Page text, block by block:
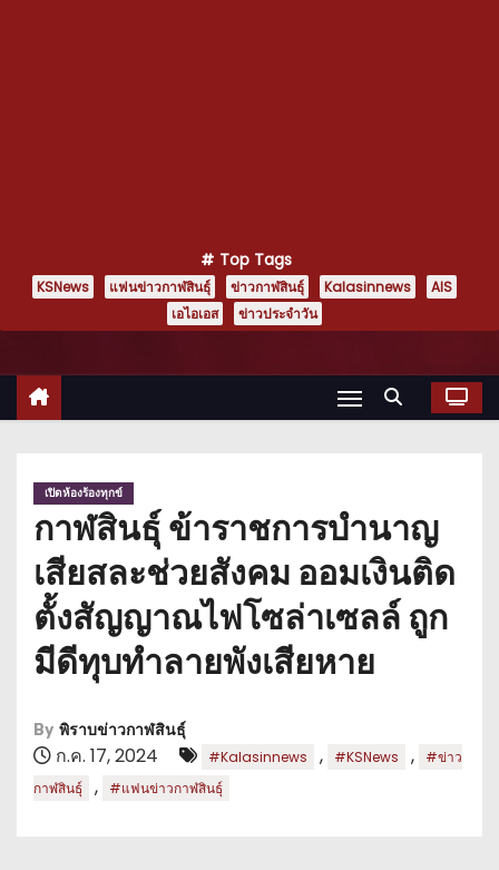
Top Tags
KSNews แฟนข่าวกาฬสินธุ์ ข่าวกาฬสินธุ์ Kalasinnews
AIS
เอไอเอส
ข่าวประจำวัน
เปิดห้องร้องทุกข์
กาฬสินธุ์ ข้าราชการบำนาญ
เสียสละช่วยสังคม ออมเงินติด
ตั้งสัญญาณไฟโซล่าเซลล์ ถูก
มีดีทุบทำลายพังเสียหาย
By พิราบข่าวกาฬสินธุ์
ก.ค. 17, 2024 #Kalasinnews , #KSNews ,
#ข่าว
กาฬสินธุ์
, #แฟนข่าวกาฬสินธุ์